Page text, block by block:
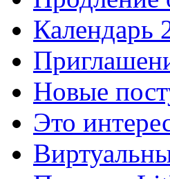
Календарь
Новые
Это